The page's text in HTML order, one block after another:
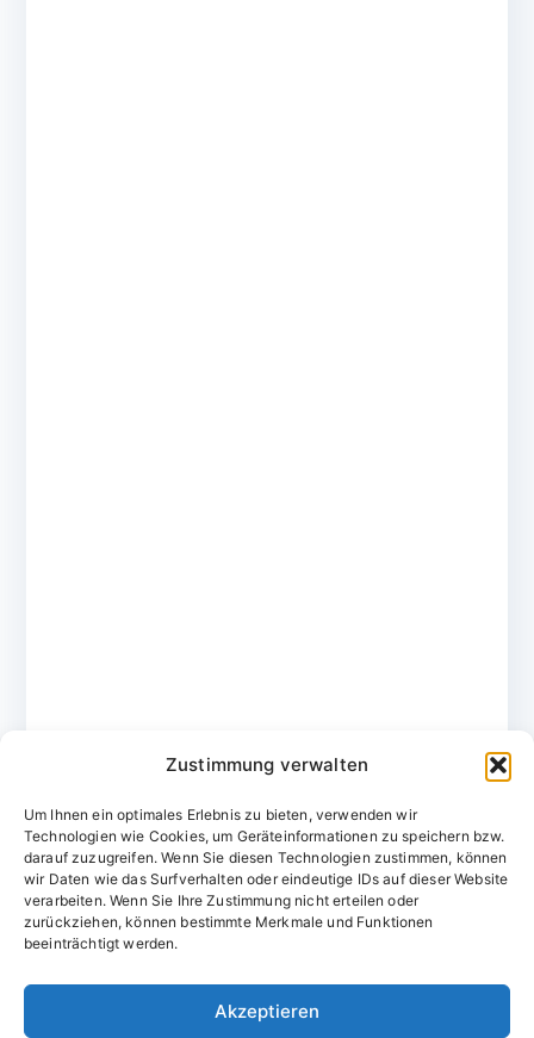
Zustimmung verwalten
Um Ihnen ein optimales Erlebnis zu bieten, verwenden wir
Technologien wie Cookies, um Geräteinformationen zu speichern bzw.
darauf zuzugreifen. Wenn Sie diesen Technologien zustimmen, können
wir Daten wie das Surfverhalten oder eindeutige IDs auf dieser Website
verarbeiten. Wenn Sie Ihre Zustimmung nicht erteilen oder
zurückziehen, können bestimmte Merkmale und Funktionen
beeinträchtigt werden.
Akzeptieren
Domainvergabestelle.de